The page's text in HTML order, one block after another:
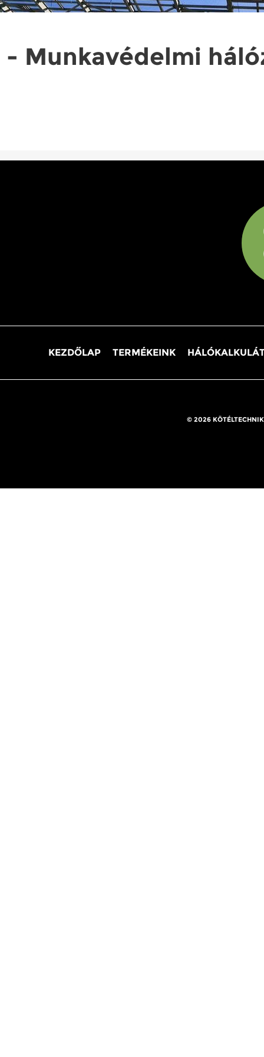
Munkavédelmi
KEZDŐLAP TERMÉKEINK
© 2026